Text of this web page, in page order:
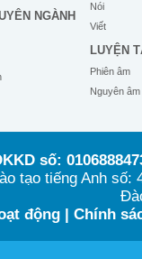
NGÀNH
Nói
Viết
LUYỆN
Phiên âm
Nguyên âm
số:
tạo tiếng Anh
động| Chính